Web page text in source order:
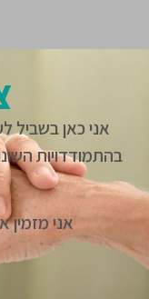
אני כאן בשביל
בהתמודדויות
אני